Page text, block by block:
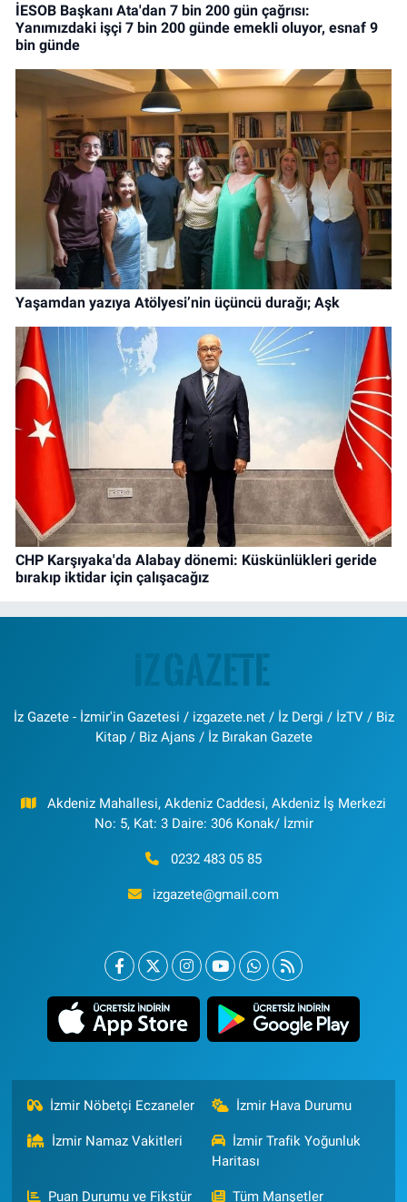
İESOB Başkanı Ata'dan 7 bin 200 gün çağrısı:
Yanımızdaki işçi 7 bin 200 günde emekli oluyor, esnaf 9
bin günde
Yaşamdan yazıya Atölyesi’nin üçüncü durağı; Aşk
CHP Karşıyaka'da Alabay dönemi: Küskünlükleri geride
bırakıp iktidar için çalışacağız
İz Gazete - İzmir'in Gazetesi / izgazete.net / İz Dergi / İzTV / Biz
Kitap / Biz Ajans / İz Bırakan Gazete
Akdeniz Mahallesi, Akdeniz Caddesi, Akdeniz İş Merkezi
No: 5, Kat: 3 Daire: 306 Konak/ İzmir
0232 483 05 85
izgazete@gmail.com
İzmir Nöbetçi Eczaneler İzmir Hava Durumu
İzmir Namaz Vakitleri
İzmir Trafik Yoğunluk
Haritası
Puan Durumu ve Fikstür Tüm Manşetler